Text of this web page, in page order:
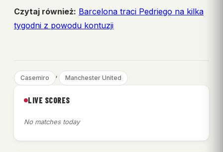
Czytaj również: Barcelona traci Pedriego na kilka
tygodni z powodu kontuzji
Casemiro , Manchester United
LIVE SCORES
No matches today